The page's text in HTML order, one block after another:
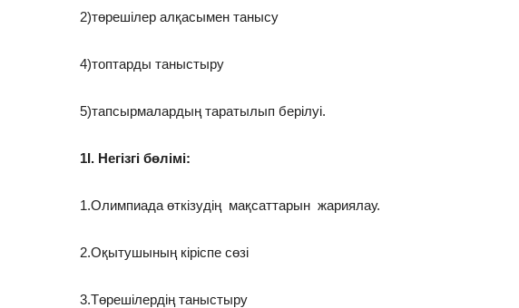
2)төрешілер алқасымен танысу
4)топтарды таныстыру
5)тапсырмалардың таратылып берілуі.
1І. Негізгі бөлімі:
1.Олимпиада өткізудің мақсаттарын жариялау.
2.Оқытушының кіріспе сөзі
3.Төрешілердің таныстыру